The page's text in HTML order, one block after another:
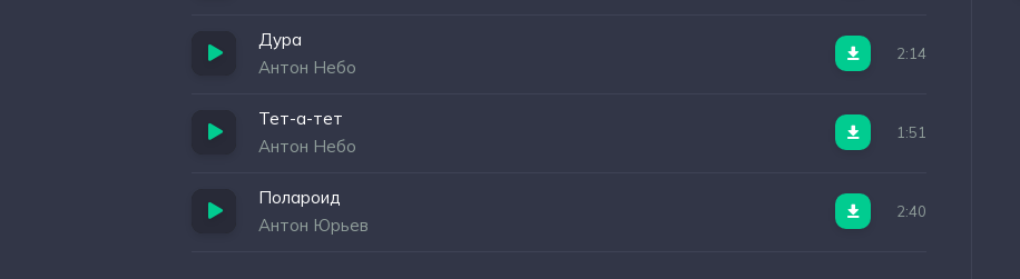
Дура
Антон Небо
2:14
Тет-а-тет
Антон Небо
1:51
Полароид
Антон Юрьев
2:40